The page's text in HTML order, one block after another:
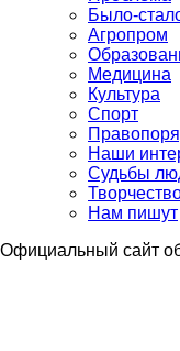
Было-
Агропром
Медицина
Культура
Спорт
Наши
Судьбы
Нам пишут
Официальный сайт